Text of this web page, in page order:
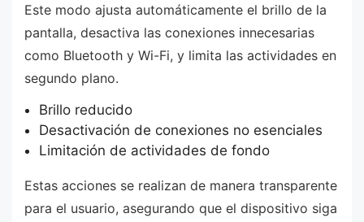
Este modo ajusta automáticamente el brillo de la
pantalla, desactiva las conexiones innecesarias
como Bluetooth y Wi-Fi, y limita las actividades en
segundo plano.
Brillo reducido
Desactivación de conexiones no esenciales
Limitación de actividades de fondo
Estas acciones se realizan de manera transparente
para el usuario, asegurando que el dispositivo siga